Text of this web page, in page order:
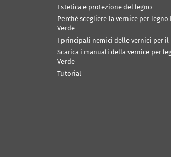
Estetica e protezione del legno
Perché scegliere la vernice per legno
Verde
I principali nemici delle vernici per il
Scarica i manuali della vernice per
Verde
Tutorial